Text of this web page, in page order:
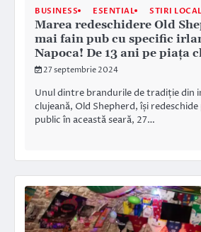
BUSINESS ESENTIAL STIRI
Marea redeschidere Old
mai fain pub cu specific
Napoca! De 13 ani pe piața
27 septembrie 2024
Unul dintre brandurile de tradiție din
clujeană, Old Shepherd, își
public în această seară, 27…